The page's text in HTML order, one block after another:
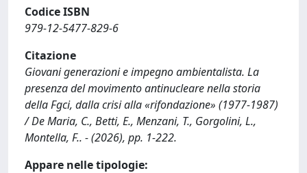
Codice ISBN
979-12-5477-829-6
Citazione
Giovani generazioni e impegno ambientalista. La
presenza del movimento antinucleare nella storia
della Fgci, dalla crisi alla «rifondazione» (1977-1987)
/ De Maria, C., Betti, E., Menzani, T., Gorgolini, L.,
Montella, F.. - (2026), pp. 1-222.
Appare nelle tipologie: